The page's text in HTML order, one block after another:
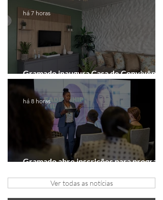
Gramado inaugura Casa de Convivência
dedicada às mulheres
há 7 horas
Gramado abre inscrições para programa
há 8 horas
Ver todas as notícias